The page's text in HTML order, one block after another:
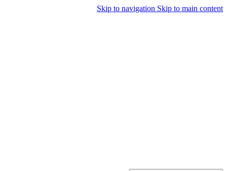
Skip to navigation Skip to main content
همراهان علمینو به علت نوسانات